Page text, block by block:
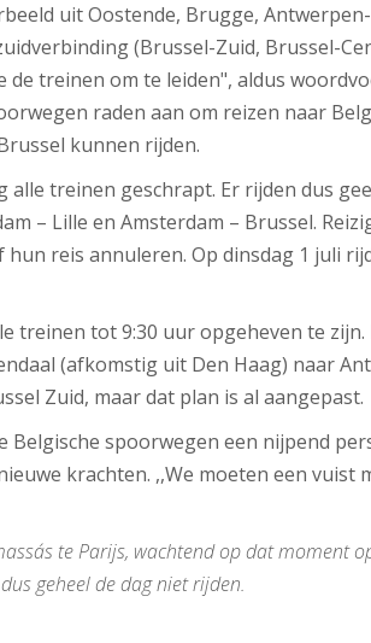
uit Oostende, Brugge,
(Brussel-Zuid, Brussel-
treinen om te leiden", aldus
raden aan om reizen naar
kunnen rijden.
treinen geschrapt. Er rijden dus
– Lille en Amsterdam – Brussel.
reis annuleren. Op dinsdag 1 juli
treinen tot 9:30 uur opgeheven te zijn.
(afkomstig uit Den Haag) naar
Zuid, maar dat plan is al aangepast.
Belgische spoorwegen een nijpend
krachten. ,,We moeten een vuist
te Parijs, wachtend op dat moment
geheel de dag niet rijden.